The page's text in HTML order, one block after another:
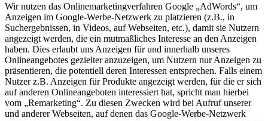
Wir nutzen das Onlinemarketingverfahren Google „AdWords“, um
Anzeigen im Google-Werbe-Netzwerk zu platzieren (z.B., in
Suchergebnissen, in Videos, auf Webseiten, etc.), damit sie Nutzern
angezeigt werden, die ein mutmaßliches Interesse an den Anzeigen
haben. Dies erlaubt uns Anzeigen für und innerhalb unseres
Onlineangebotes gezielter anzuzeigen, um Nutzern nur Anzeigen zu
präsentieren, die potentiell deren Interessen entsprechen. Falls einem
Nutzer z.B. Anzeigen für Produkte angezeigt werden, für die er sich
auf anderen Onlineangeboten interessiert hat, spricht man hierbei
vom „Remarketing“. Zu diesen Zwecken wird bei Aufruf unserer
und anderer Webseiten, auf denen das Google-Werbe-Netzwerk